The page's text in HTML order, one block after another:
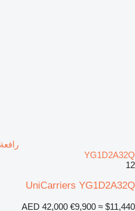
YG1D2A32Q
12
UniCarriers YG1D2A32Q
AED 42,000 €9,900 ≈ $11,440